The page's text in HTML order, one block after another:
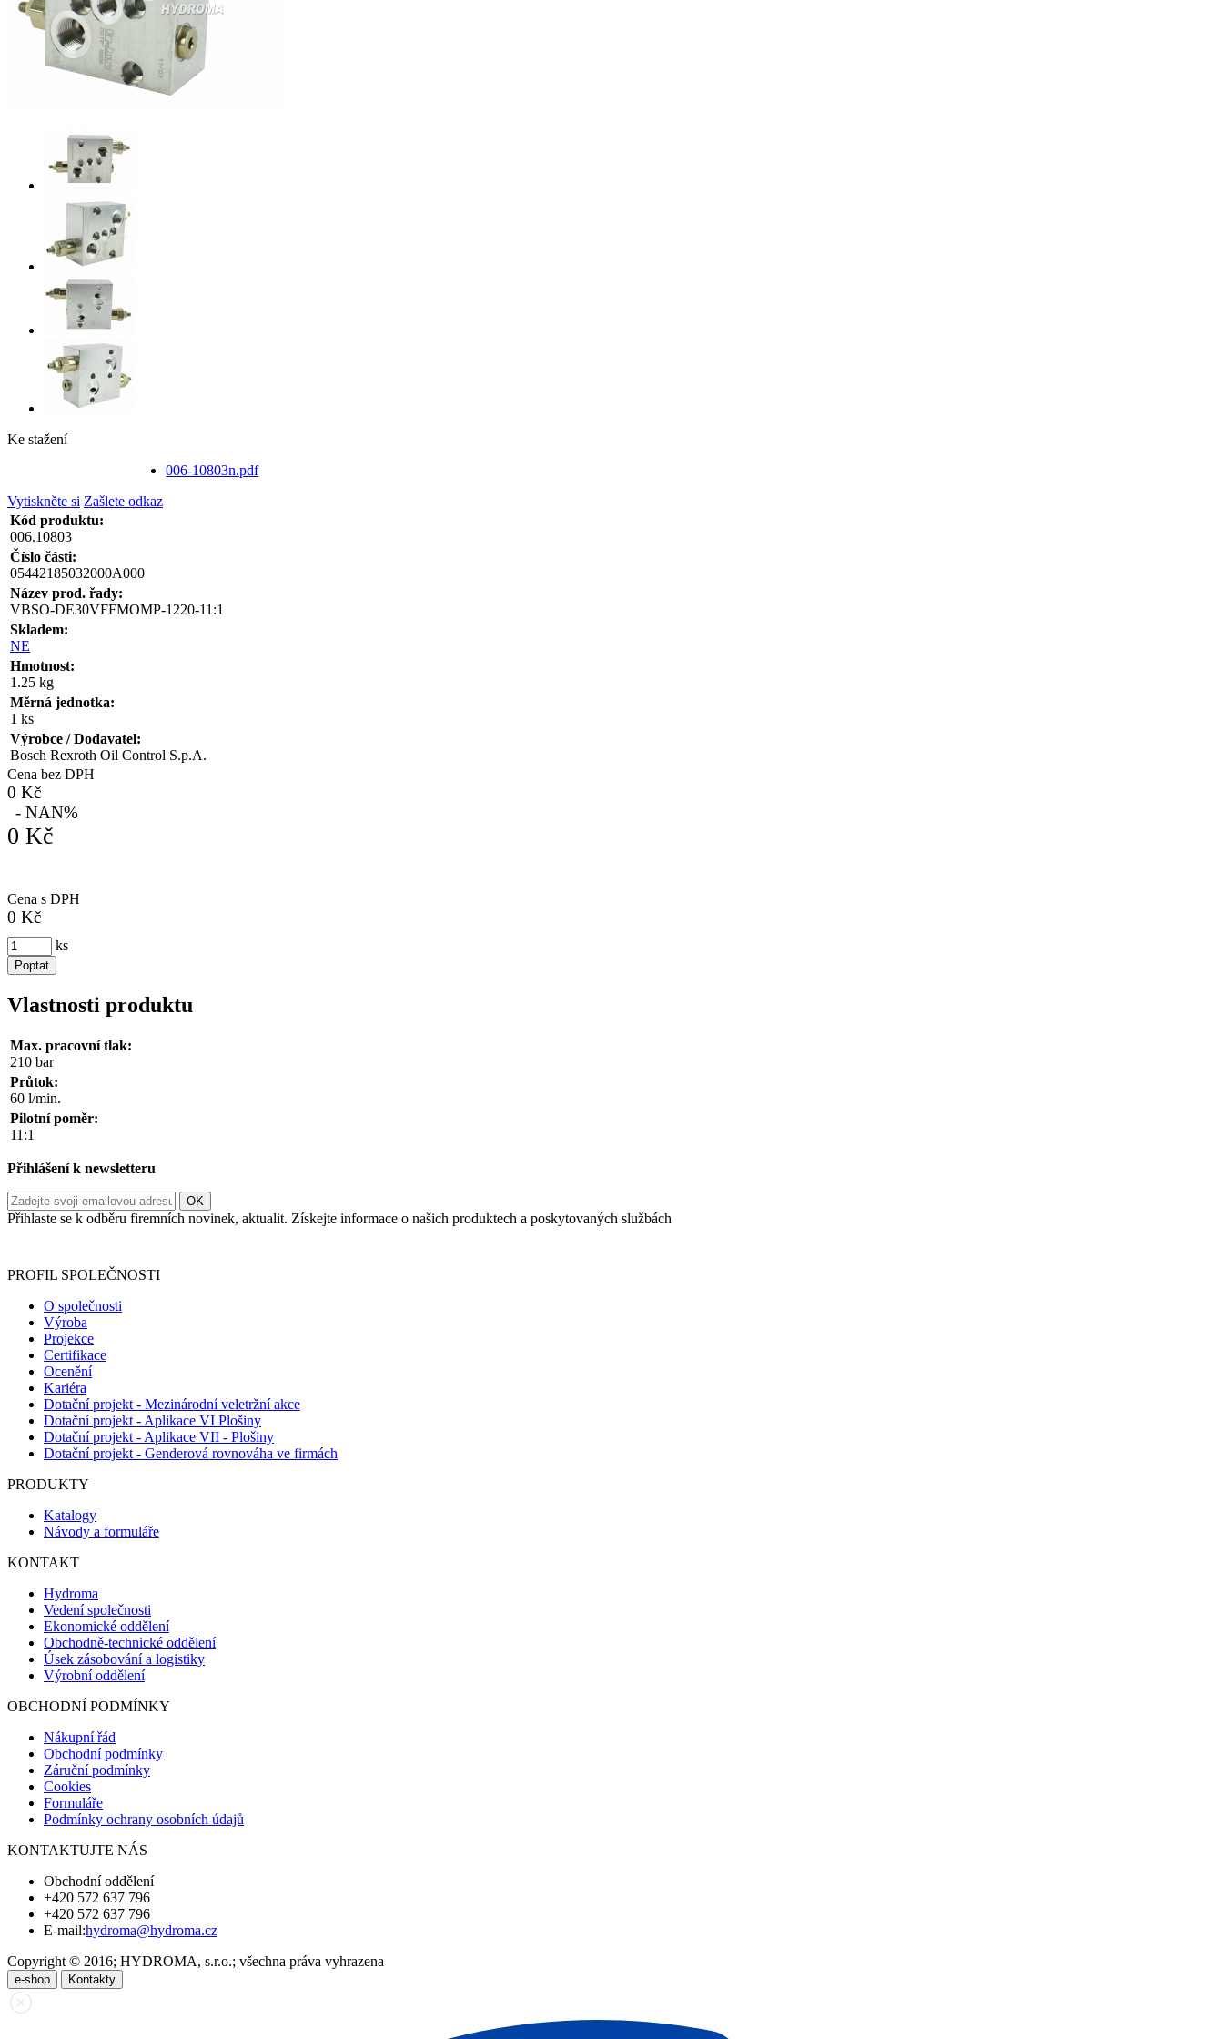
Ke stažení
006-10803n.pdf
Vytiskněte si Zašlete odkaz
Kód produktu:
006.10803
Číslo části:
05442185032000A000
Název prod. řady:
VBSO-DE30VFFMOMP-1220-11:1
Skladem:
NE
Hmotnost:
1.25 kg
Měrná jednotka:
1 ks
Výrobce / Dodavatel:
Bosch Rexroth Oil Control S.p.A.
Cena bez DPH
0 Kč
- NAN%
0 Kč
Cena s DPH
0 Kč
ks
Poptat
Vlastnosti produktu
Max. pracovní tlak:
210 bar
Průtok:
60 l/min.
Pilotní poměr:
11:1
Přihlášení k newsletteru
Přihlaste se k odběru firemních novinek, aktualit. Získejte informace o našich produktech a poskytovaných službách
PROFIL SPOLEČNOSTI
O společnosti
Výroba
Projekce
Certifikace
Ocenění
Kariéra
Dotační projekt - Mezinárodní veletržní akce
Dotační projekt - Aplikace VI Plošiny
Dotační projekt - Aplikace VII - Plošiny
Dotační projekt - Genderová rovnováha ve firmách
PRODUKTY
Katalogy
Návody a formuláře
KONTAKT
Hydroma
Vedení společnosti
Ekonomické oddělení
Obchodně-technické oddělení
Úsek zásobování a logistiky
Výrobní oddělení
OBCHODNÍ PODMÍNKY
Nákupní řád
Obchodní podmínky
Záruční podmínky
Cookies
Formuláře
Podmínky ochrany osobních údajů
KONTAKTUJTE NÁS
Obchodní oddělení
+420 572 637 796
+420 572 637 796
E-mail:hydroma@hydroma.cz
Copyright © 2016; HYDROMA, s.r.o.; všechna práva vyhrazena
e-shop Kontakty